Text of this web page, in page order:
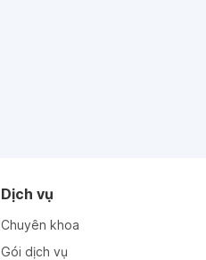
Dịch vụ
Chuyên khoa
Gói dịch vụ